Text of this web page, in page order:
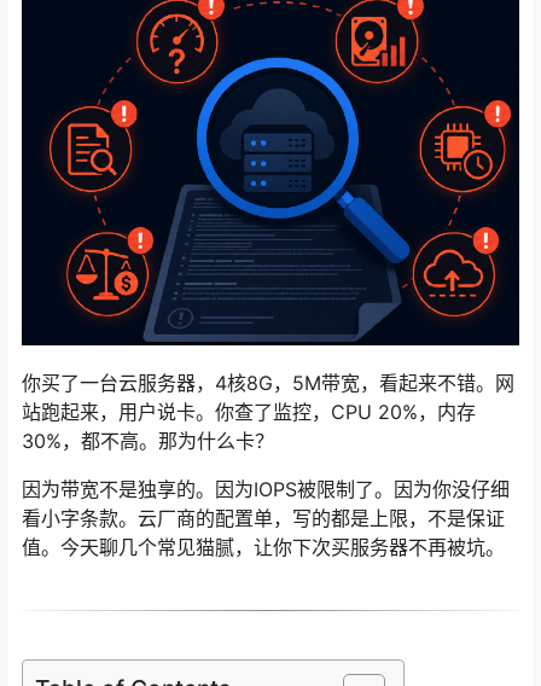
你买了一台云服务器，4核8G，5M带宽，看起来不错。网
站跑起来，用户说卡。你查了监控，CPU 20%，内存
30%，都不高。那为什么卡？
因为带宽不是独享的。因为IOPS被限制了。因为你没仔细
看小字条款。云厂商的配置单，写的都是上限，不是保证
值。今天聊几个常见猫腻，让你下次买服务器不再被坑。